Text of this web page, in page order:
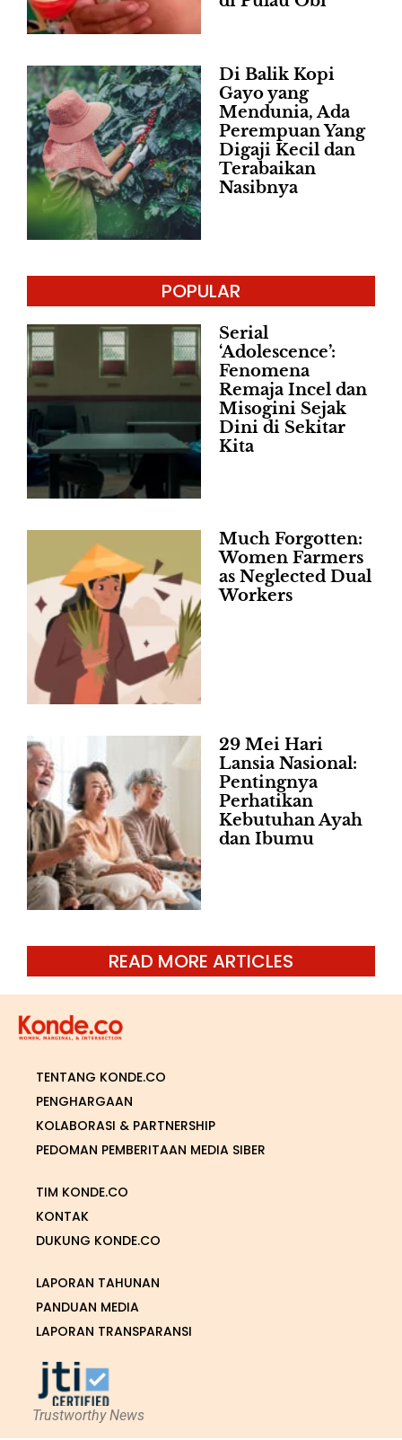
Di Balik Kopi
Gayo yang
Mendunia, Ada
Perempuan Yang
Digaji Kecil dan
Terabaikan
Nasibnya
POPULAR
Serial
‘Adolescence’:
Fenomena
Remaja Incel dan
Misogini Sejak
Dini di Sekitar
Kita
Much Forgotten:
Women Farmers
as Neglected Dual
Workers
29 Mei Hari
Lansia Nasional:
Pentingnya
Perhatikan
Kebutuhan Ayah
dan Ibumu
READ MORE ARTICLES
TENTANG KONDE.CO
PENGHARGAAN
KOLABORASI & PARTNERSHIP
PEDOMAN PEMBERITAAN MEDIA SIBER
TIM KONDE.CO
KONTAK
DUKUNG KONDE.CO
LAPORAN TAHUNAN
PANDUAN MEDIA
LAPORAN TRANSPARANSI
Trustworthy News